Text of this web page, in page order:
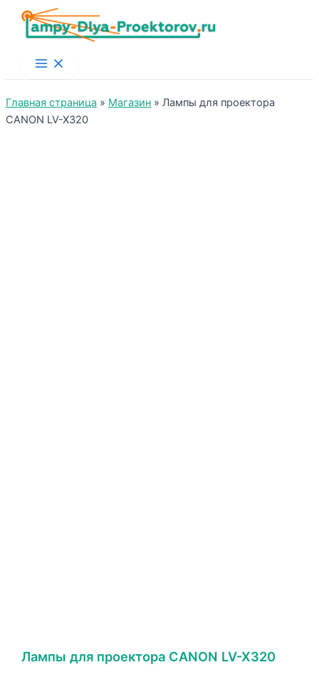
Main
Menu
Главная страница » Магазин » Лампы для проектора
CANON LV-X320
Лампы для проектора CANON LV-X320